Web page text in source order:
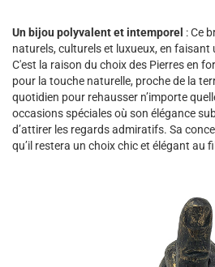
Un bijou polyvalent et intemporel : Ce
naturels, culturels et luxueux, en faisant
C'est la raison du choix des Pierres en
pour la touche naturelle, proche de la
quotidien pour rehausser n’importe
occasions spéciales où son élégance
d’attirer les regards admiratifs. Sa
qu’il restera un choix chic et élégant au